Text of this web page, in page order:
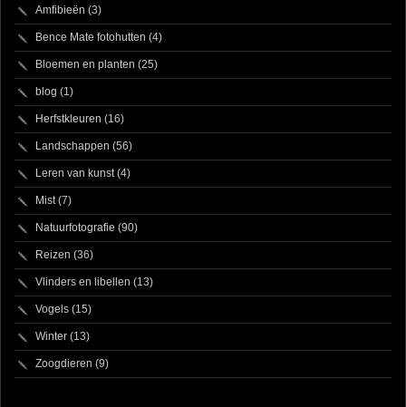
Amfibieën (3)
Bence Mate fotohutten (4)
Bloemen en planten (25)
blog (1)
Herfstkleuren (16)
Landschappen (56)
Leren van kunst (4)
Mist (7)
Natuurfotografie (90)
Reizen (36)
Vlinders en libellen (13)
Vogels (15)
Winter (13)
Zoogdieren (9)